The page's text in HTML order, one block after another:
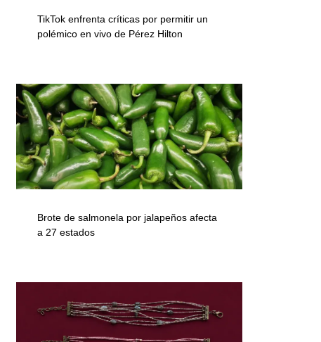
TikTok enfrenta críticas por permitir un
polémico en vivo de Pérez Hilton
Brote de salmonela por jalapeños afecta
a 27 estados